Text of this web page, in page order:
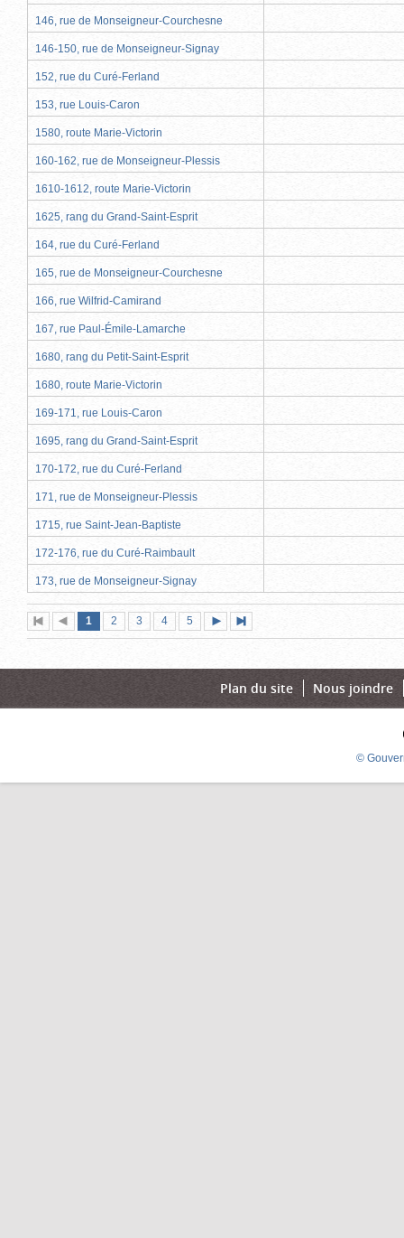
146, rue de Monseigneur-Courchesne
146-150, rue de Monseigneur-Signay
152, rue du Curé-Ferland
153, rue Louis-Caron
1580, route Marie-Victorin
160-162, rue de Monseigneur-Plessis
1610-1612, route Marie-Victorin
1625, rang du Grand-Saint-Esprit
164, rue du Curé-Ferland
165, rue de Monseigneur-Courchesne
166, rue Wilfrid-Camirand
167, rue Paul-Émile-Lamarche
1680, rang du Petit-Saint-Esprit
1680, route Marie-Victorin
169-171, rue Louis-Caron
1695, rang du Grand-Saint-Esprit
170-172, rue du Curé-Ferland
171, rue de Monseigneur-Plessis
1715, rue Saint-Jean-Baptiste
172-176, rue du Curé-Raimbault
173, rue de Monseigneur-Signay
Première
page
Page
précédente
Page
1 (page
actuelle)
Page
2 Page
3 Page
4 Page
5
suivante
page
Plan du site Nous joindre
©